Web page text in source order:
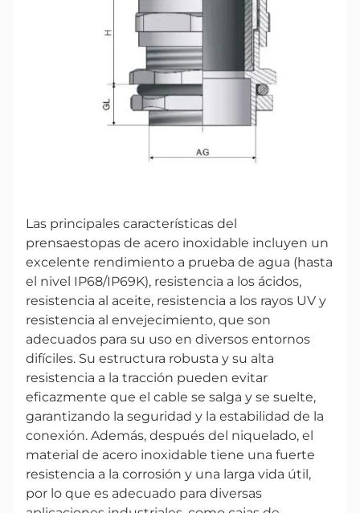
Las principales características del
prensaestopas de acero inoxidable incluyen un
excelente rendimiento a prueba de agua (hasta
el nivel IP68/IP69K), resistencia a los ácidos,
resistencia al aceite, resistencia a los rayos UV y
resistencia al envejecimiento, que son
adecuados para su uso en diversos entornos
difíciles. Su estructura robusta y su alta
resistencia a la tracción pueden evitar
eficazmente que el cable se salga y se suelte,
garantizando la seguridad y la estabilidad de la
conexión. Además, después del niquelado, el
material de acero inoxidable tiene una fuerte
resistencia a la corrosión y una larga vida útil,
por lo que es adecuado para diversas